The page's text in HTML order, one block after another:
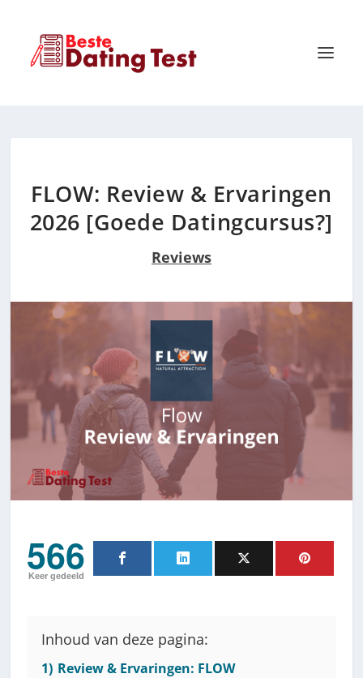
FLOW: Review & Ervaringen
2026 [Goede Datingcursus?]
Reviews
566
Keer gedeeld
Inhoud van deze pagina:
1) Review & Ervaringen: FLOW